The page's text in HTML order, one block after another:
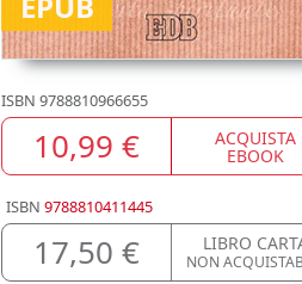
ISBN 9788810966655
10,99 € ACQUISTA
EBOOK
ISBN 9788810411445
17,50 € LIBRO
NON